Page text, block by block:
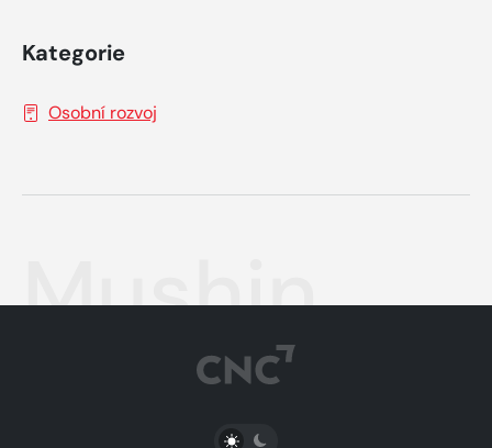
Kategorie
Osobní rozvoj
Mushin
PŘEPNOUT SVĚTLÝ/TMAVÝ REŽIM